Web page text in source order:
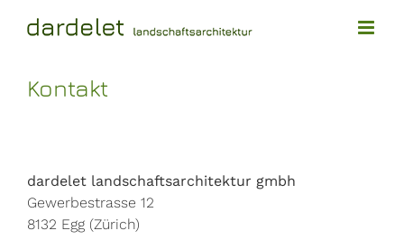
Kontakt
dardelet landschaftsarchitektur gmbh
Gewerbestrasse 12
8132 Egg (Zürich)